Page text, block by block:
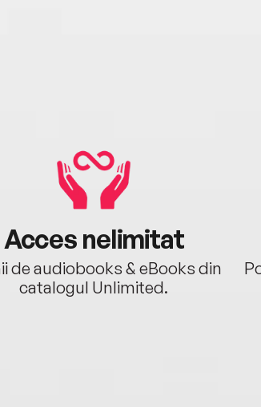
Acces nelimitat
de audiobooks & eBooks din
catalogul Unlimited.